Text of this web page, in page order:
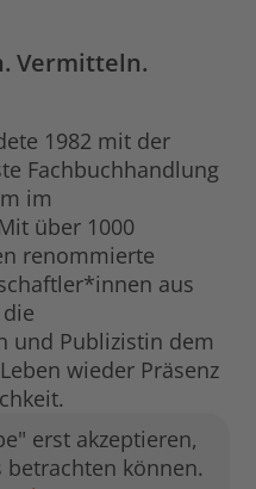
Vermitteln.
1982 mit der
Fachbuchhandlung
im
über 1000
renommierte
aus
und Publizistin dem
wieder Präsenz
erst akzeptieren,
betrachten können.